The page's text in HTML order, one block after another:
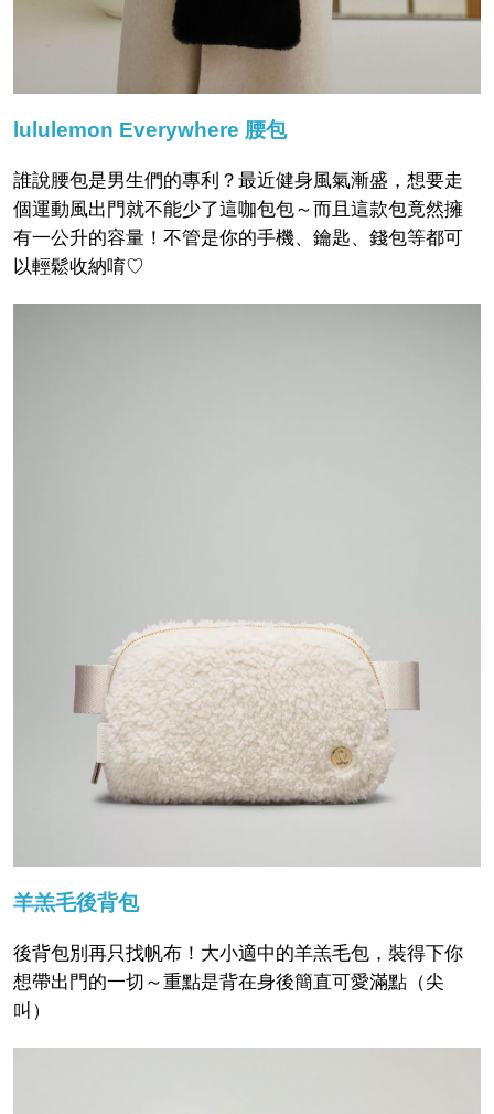
lululemon Everywhere 腰包
誰說腰包是男生們的專利？最近健身風氣漸盛，想要走
個運動風出門就不能少了這咖包包～而且這款包竟然擁
有一公升的容量！不管是你的手機、鑰匙、錢包等都可
以輕鬆收納唷♡
羊羔毛後背包
後背包別再只找帆布！大小適中的羊羔毛包，裝得下你
想帶出門的一切～重點是背在身後簡直可愛滿點（尖
叫）